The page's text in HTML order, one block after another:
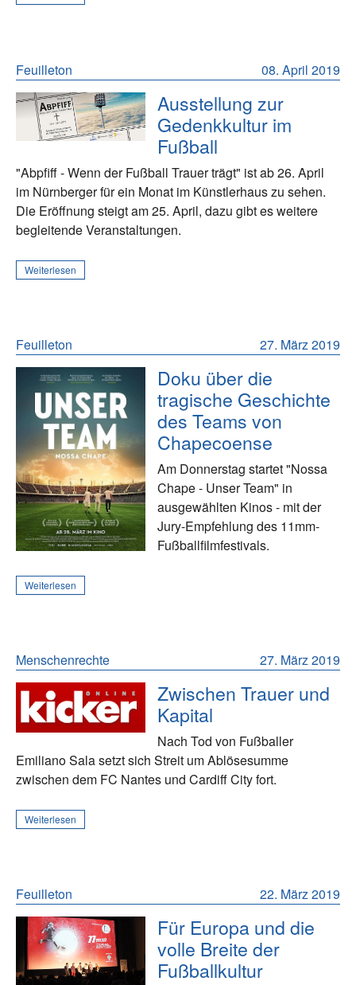
08. April 2019
Feuilleton
Ausstellung zur
Gedenkkultur im
Fußball
"Abpfiff - Wenn der Fußball Trauer trägt" ist ab 26. April
im Nürnberger für ein Monat im Künstlerhaus zu sehen.
Die Eröffnung steigt am 25. April, dazu gibt es weitere
begleitende Veranstaltungen.
Weiterlesen
27. März 2019
Feuilleton
Doku über die
tragische Geschichte
des Teams von
Chapecoense
Am Donnerstag startet "Nossa
Chape - Unser Team" in
ausgewählten Kinos - mit der
Jury-Empfehlung des 11mm-
Fußballfilmfestivals.
Weiterlesen
27. März 2019
Menschenrechte
Zwischen Trauer und
Kapital
Nach Tod von Fußballer
Emiliano Sala setzt sich Streit um Ablösesumme
zwischen dem FC Nantes und Cardiff City fort.
Weiterlesen
22. März 2019
Feuilleton
Für Europa und die
volle Breite der
Fußballkultur